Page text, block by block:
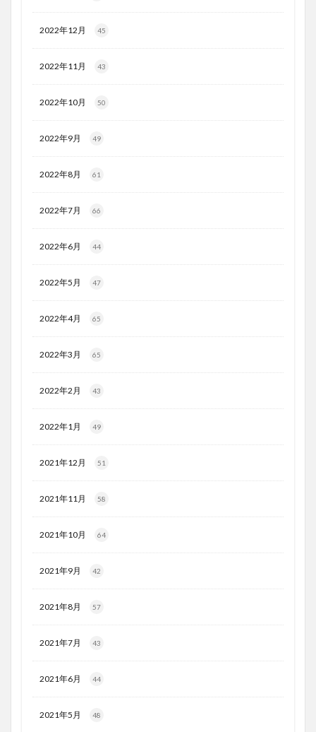
2022年12月 45
2022年11月 43
2022年10月 50
2022年9月 49
2022年8月 61
2022年7月 66
2022年6月 44
2022年5月 47
2022年4月 65
2022年3月 65
2022年2月 43
2022年1月 49
2021年12月 51
2021年11月 58
2021年10月 64
2021年9月 42
2021年8月 57
2021年7月 43
2021年6月 44
2021年5月 48